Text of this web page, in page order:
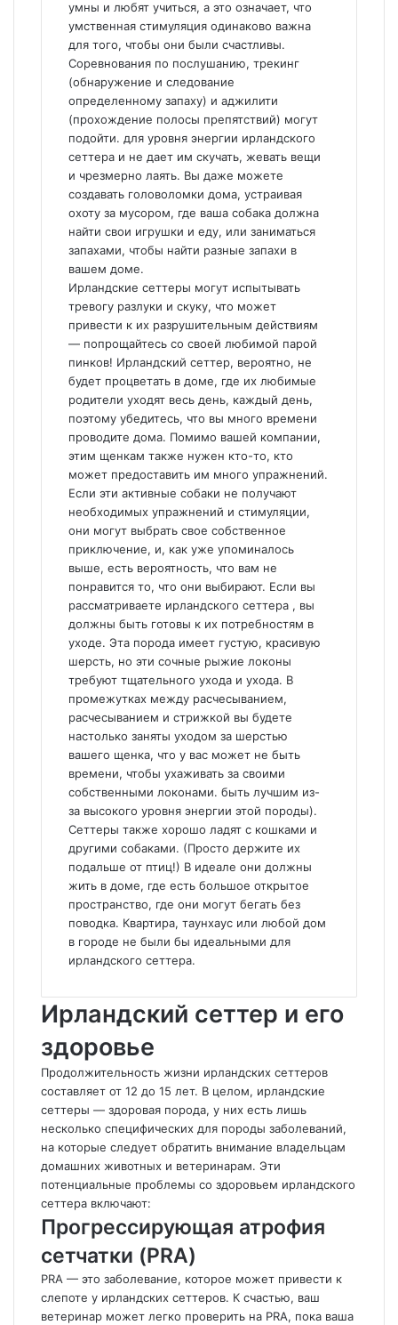
умны и любят учиться, а это означает, что
умственная стимуляция одинаково важна
для того, чтобы они были счастливы.
Соревнования по послушанию, трекинг
(обнаружение и следование
определенному запаху) и аджилити
(прохождение полосы препятствий) могут
подойти. для уровня энергии ирландского
сеттера и не дает им скучать, жевать вещи
и чрезмерно лаять. Вы даже можете
создавать головоломки дома, устраивая
охоту за мусором, где ваша собака должна
найти свои игрушки и еду, или заниматься
запахами, чтобы найти разные запахи в
вашем доме.
Ирландские сеттеры могут испытывать
тревогу разлуки и скуку, что может
привести к их разрушительным действиям
— попрощайтесь со своей любимой парой
пинков! Ирландский сеттер, вероятно, не
будет процветать в доме, где их любимые
родители уходят весь день, каждый день,
поэтому убедитесь, что вы много времени
проводите дома. Помимо вашей компании,
этим щенкам также нужен кто-то, кто
может предоставить им много упражнений.
Если эти активные собаки не получают
необходимых упражнений и стимуляции,
они могут выбрать свое собственное
приключение, и, как уже упоминалось
выше, есть вероятность, что вам не
понравится то, что они выбирают. Если вы
рассматриваете ирландского сеттера , вы
должны быть готовы к их потребностям в
уходе. Эта порода имеет густую, красивую
шерсть, но эти сочные рыжие локоны
требуют тщательного ухода и ухода. В
промежутках между расчесыванием,
расчесыванием и стрижкой вы будете
настолько заняты уходом за шерстью
вашего щенка, что у вас может не быть
времени, чтобы ухаживать за своими
собственными локонами. быть лучшим из-
за высокого уровня энергии этой породы).
Сеттеры также хорошо ладят с кошками и
другими собаками. (Просто держите их
подальше от птиц!) В идеале они должны
жить в доме, где есть большое открытое
пространство, где они могут бегать без
поводка. Квартира, таунхаус или любой дом
в городе не были бы идеальными для
ирландского сеттера.
Ирландский сеттер и его
здоровье
Продолжительность жизни ирландских сеттеров
составляет от 12 до 15 лет. В целом, ирландские
сеттеры — здоровая порода, у них есть лишь
несколько специфических для породы заболеваний,
на которые следует обратить внимание владельцам
домашних животных и ветеринарам. Эти
потенциальные проблемы со здоровьем ирландского
сеттера включают:
Прогрессирующая атрофия
сетчатки (PRA)
PRA — это заболевание, которое может привести к
слепоте у ирландских сеттеров. К счастью, ваш
ветеринар может легко проверить на PRA, пока ваша